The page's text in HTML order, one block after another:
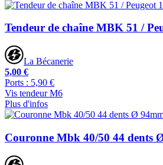
Tendeur de chaîne MBK 51 /
La Bécanerie
5,00 €
Ports : 5,90 €
Vis tendeur M6
Plus d'infos
Couronne Mbk 40/50 44 dents